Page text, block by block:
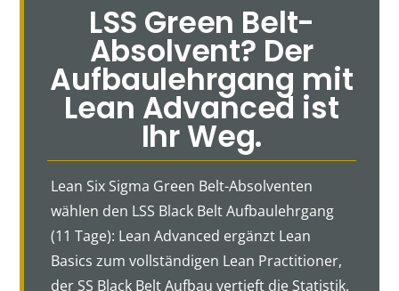
LSS Green Belt-
Absolvent? Der
Aufbaulehrgang mit
Lean Advanced ist
Ihr Weg.
Lean Six Sigma Green Belt-Absolventen
wählen den LSS Black Belt Aufbaulehrgang
(11 Tage): Lean Advanced ergänzt Lean
Basics zum vollständigen Lean Practitioner,
der SS Black Belt Aufbau vertieft die Statistik.